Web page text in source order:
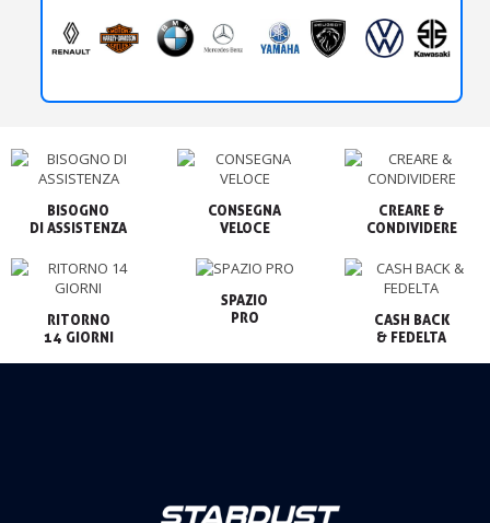
BISOGNO
CONSEGNA
VELOCE
CREARE &
CONDIVIDERE
RITORNO
14 GIORNI
SPAZIO
PRO
CASH BACK
& FEDELTA